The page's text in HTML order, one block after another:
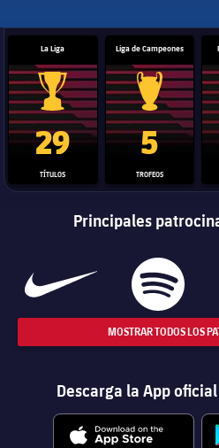
La Liga
Trofeo de La Liga
29
TÍTULOS
Liga de Campeones
Trofeo de la
5
TROFEOS
Principales
MOSTRAR TODOS LOS
Descarga la App